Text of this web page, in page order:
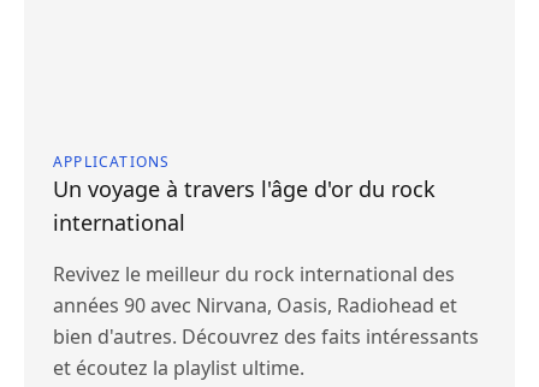
APPLICATIONS
Un voyage à travers l'âge d'or du rock
international
Revivez le meilleur du rock international des
années 90 avec Nirvana, Oasis, Radiohead et
bien d'autres. Découvrez des faits intéressants
et écoutez la playlist ultime.